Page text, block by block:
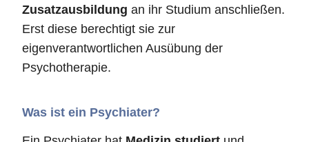
Zusatzausbildung an ihr Studium anschließen.
Erst diese berechtigt sie zur
eigenverantwortlichen Ausübung der
Psychotherapie.
Was ist ein Psychiater?